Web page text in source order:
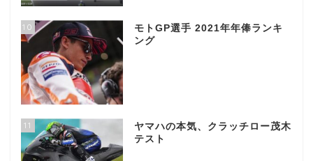
10
モトGP選手 2021年年俸ランキ
ング
11
ヤマハの本気、クラッチロー茂木
テスト